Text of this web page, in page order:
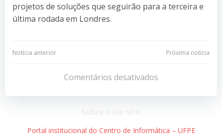
projetos de soluções que seguirão para a terceira e
última rodada em Londres.
Navegação
Post
Notícia anterior
Navegação
de
Post
Próxima notícia
Comentários desativados
Portal institucional do Centro de Informática – UFPE